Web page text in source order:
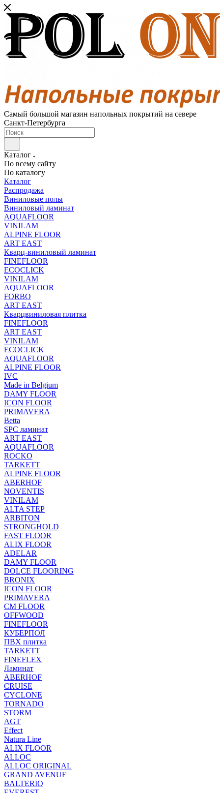
Самый большой магазин напольных покрытий на севере
Санкт-Петербурга
Каталог
По всему сайту
По каталогу
Каталог
Распродажа
Виниловые полы
Виниловый ламинат
AQUAFLOOR
VINILAM
ALPINE FLOOR
ART EAST
Кварц-виниловый ламинат
FINEFLOOR
ECOCLICK
VINILAM
AQUAFLOOR
FORBO
ART EAST
Кварцвиниловая плитка
FINEFLOOR
ART EAST
VINILAM
ECOCLICK
AQUAFLOOR
ALPINE FLOOR
IVC
Made in Belgium
DAMY FLOOR
ICON FLOOR
PRIMAVERA
Betta
SPC ламинат
ART EAST
AQUAFLOOR
ROCKO
TARKETT
ALPINE FLOOR
ABERHOF
NOVENTIS
VINILAM
ALTA STEP
ARBITON
STRONGHOLD
FAST FLOOR
ALIX FLOOR
ADELAR
DAMY FLOOR
DOLCE FLOORING
BRONIX
ICON FLOOR
PRIMAVERA
CM FLOOR
OFFWOOD
FINEFLOOR
КУБЕРПОЛ
ПВХ плитка
TARKETT
FINEFLEX
Ламинат
ABERHOF
CRUISE
CYCLONE
TORNADO
STORM
AGT
Effect
Natura Line
ALIX FLOOR
ALLOC
ALLOC ORIGINAL
GRAND AVENUE
BALTERIO